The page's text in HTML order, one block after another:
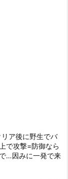
ア後に野生でバ
で攻撃=防御なら
…因みに一発で来